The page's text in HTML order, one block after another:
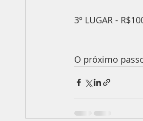
3º LUGAR -
O próximo